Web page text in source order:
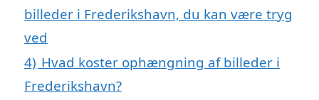
billeder i Frederikshavn, du kan være tryg
ved
4) Hvad koster ophængning af billeder i
Frederikshavn?